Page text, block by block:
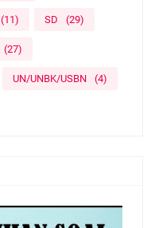
(11) SD (29)
(27)
UN/UNBK/USBN (4)